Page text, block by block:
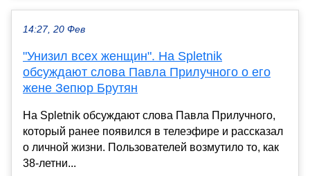
14:27, 20 Фев
"Унизил всех женщин". На Spletnik
обсуждают слова Павла Прилучного о его
жене Зепюр Брутян
На Spletnik обсуждают слова Павла Прилучного,
который ранее появился в телеэфире и рассказал
о личной жизни. Пользователей возмутило то, как
38-летни...